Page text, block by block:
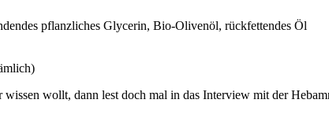
pflanzliches Glycerin, Bio-Olivenöl, rückfettendes Öl
wollt, dann lest doch mal in das Interview mit der